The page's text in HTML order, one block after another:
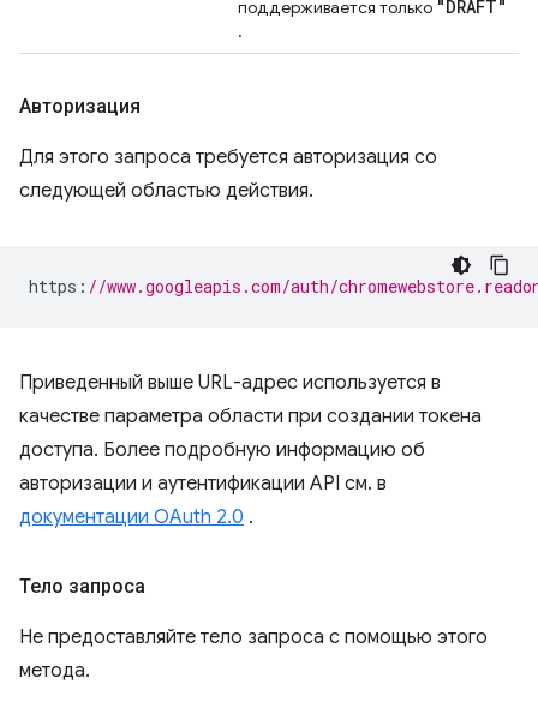
поддерживается только "DRAFT"
.
Авторизация
Для этого запроса требуется авторизация со
следующей областью действия.
https : //www.googleapis.com/auth/
Приведенный выше URL-адрес используется в
качестве параметра области при создании токена
доступа. Более подробную информацию об
авторизации и аутентификации API см. в
документации OAuth 2.0 .
Тело запроса
Не предоставляйте тело запроса с помощью этого
метода.